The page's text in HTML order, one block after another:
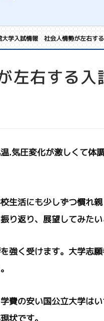
大学入試情報 社会人情勢が左右す
左右する入
.気圧変化が激しくて体
生活にも少しずつ慣れ
り返り、展望してみたい
強く受けます。大学志
費の安い国公立大学は
状です。